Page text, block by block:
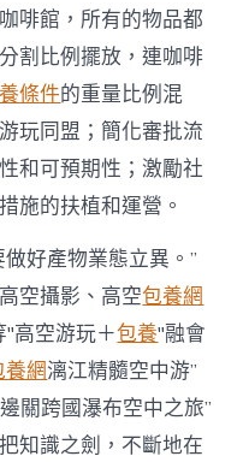
啡館，所有的物品都
割比例擺放，連咖啡
條件的重量比例混
玩同盟；簡化審批流
和可預期性；激勵社
施的扶植和運營。
好產物業態立異。”
空攝影、高空包養網
"高空游玩＋包養"融會
養網漓江精髓空中游”
關跨國瀑布空中之旅”
知識之劍，不斷地在